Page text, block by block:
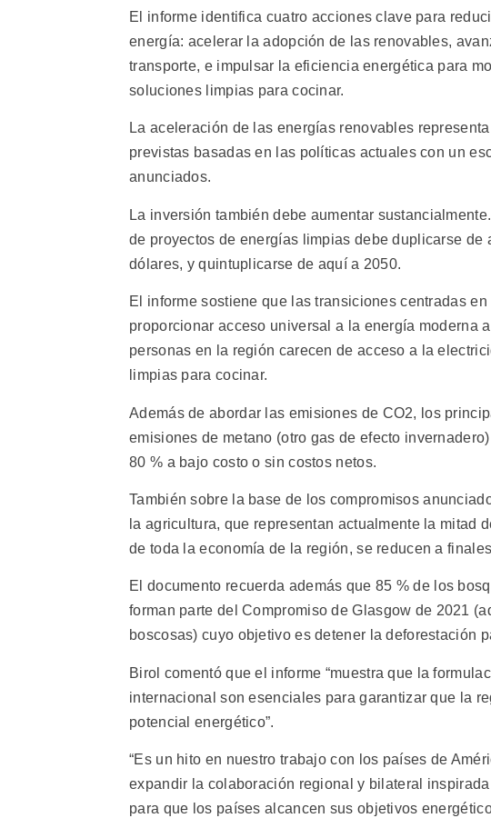
El informe identifica cuatro acciones clave para
energía: acelerar la adopción de las renovables,
transporte, e impulsar la eficiencia energética para
soluciones limpias para cocinar.
La aceleración de las energías renovables
previstas basadas en las políticas actuales con un
anunciados.
La inversión también debe aumentar
de proyectos de energías limpias debe duplicarse
dólares, y quintuplicarse de aquí a 2050.
El informe sostiene que las transiciones centradas
proporcionar acceso universal a la energía moderna
personas en la región carecen de acceso a la
limpias para cocinar.
Además de abordar las emisiones de CO2, los
emisiones de metano (otro gas de efecto
80 % a bajo costo o sin costos netos.
También sobre la base de los compromisos
la agricultura, que representan actualmente la mitad
de toda la economía de la región, se reducen a
El documento recuerda además que 85 % de los
forman parte del Compromiso de Glasgow de 2021
boscosas) cuyo objetivo es detener la deforestación
Birol comentó que el informe “muestra que la
internacional son esenciales para garantizar que la
potencial energético”.
“Es un hito en nuestro trabajo con los países de
expandir la colaboración regional y bilateral
para que los países alcancen sus objetivos